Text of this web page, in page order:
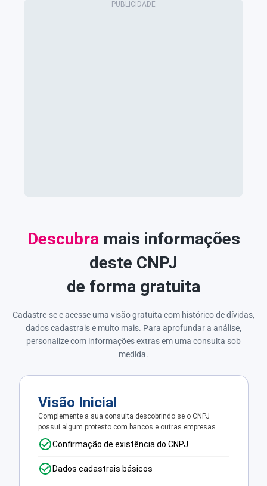
Descubra mais informações
deste CNPJ
de forma gratuita
Cadastre-se e acesse uma visão gratuita com histórico de dívidas,
dados cadastrais e muito mais. Para aprofundar a análise,
personalize com informações extras em uma consulta sob
medida.
Visão Inicial
Complemente a sua consulta descobrindo se o CNPJ
possui algum protesto com bancos e outras empresas.
Confirmação de existência do CNPJ
Dados cadastrais básicos